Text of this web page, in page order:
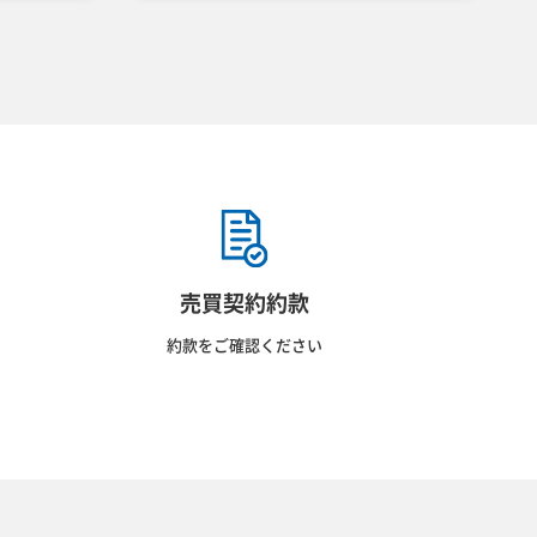
売買契約約款
約款をご確認ください